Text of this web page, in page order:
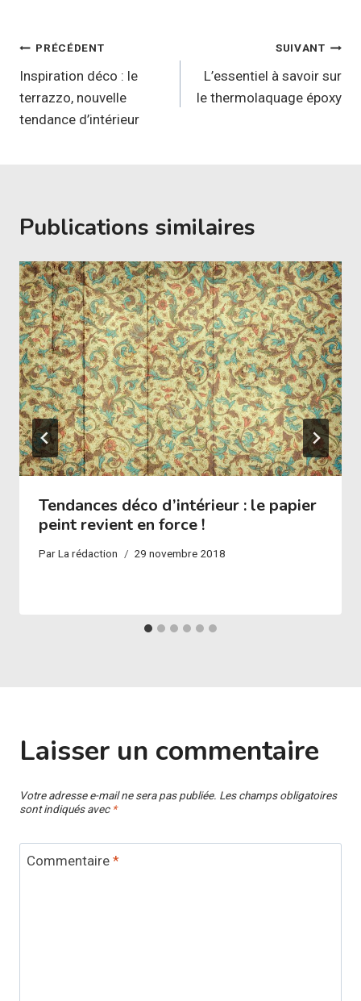
Navigation
de
l’article
PRÉCÉDENT
Inspiration déco : le
terrazzo, nouvelle
tendance d’intérieur
SUIVANT
L’essentiel à savoir sur
le thermolaquage époxy
Publications similaires
Tendances déco d’intérieur : le papier
peint revient en force !
ParLa rédaction 29 novembre 2018
Laisser un commentaire
Votre adresse e-mail ne sera pas publiée. Les champs obligatoires
sont indiqués avec *
Commentaire *